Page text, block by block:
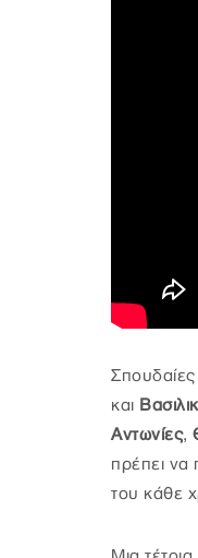
και
Αντωνίες,
πρέπει να
του κάθε